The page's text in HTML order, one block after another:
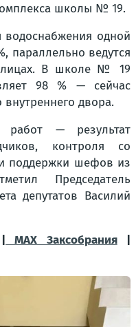
школы № 19.
водоснабжения одной
параллельно ведутся
В школе № 19
98 % — сейчас
внутреннего двора.
— результат
контроля со
поддержки шефов из
Председатель
депутатов Василий
MAX Заксобрания|